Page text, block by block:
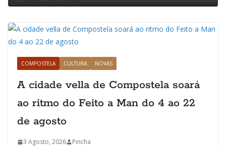
COMPOSTELA CULTURA NOVAS
A cidade vella de Compostela soará
ao ritmo do Feito a Man do 4 ao 22
de agosto
3 Agosto, 2026 Pincha